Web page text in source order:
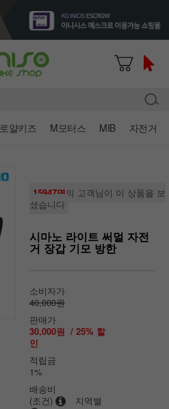
로얄키즈 M모터스 MIB 자전거
15947명의 고객님이 이 상품을 보
셨습니다
시마노 라이트 써멀 자전
거 장갑 기모 방한
소비자가
40,000원
판매가
30,000원 / 25% 할
인
적립금
1%
배송비
(조건)
지역별